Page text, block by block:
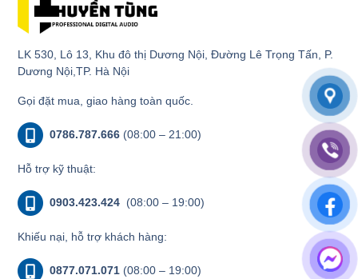
LK 530, Lô 13, Khu đô thị Dương Nội, Đường Lê Trọng Tấn, P.
Dương Nội,TP. Hà Nội
Gọi đặt mua, giao hàng toàn quốc.
0786.787.666 (08:00 – 21:00)
Hỗ trợ kỹ thuật:
0903.423.424 (08:00 – 19:00)
Khiếu nại, hỗ trợ khách hàng:
0877.071.071 (08:00 – 19:00)